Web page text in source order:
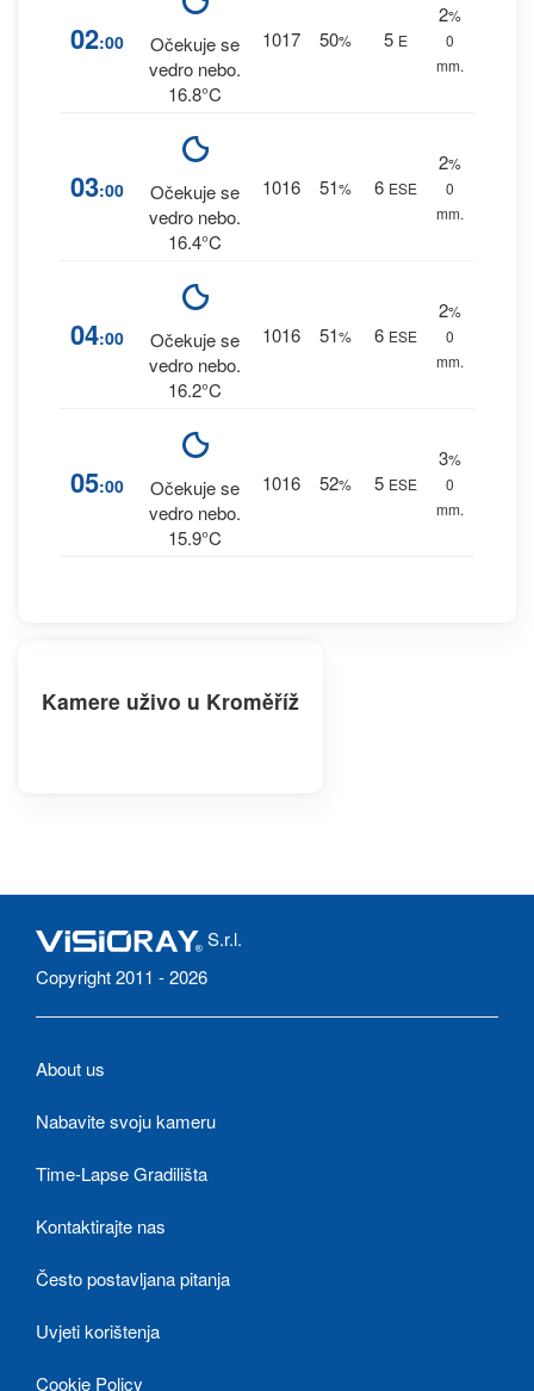
02:00
Očekuje se
vedro nebo.
16.8°C
1017 50% 5 E
2%
0
mm.
03:00
Očekuje se
vedro nebo.
16.4°C
1016 51% 6 ESE
2%
0
mm.
04:00
Očekuje se
vedro nebo.
16.2°C
1016 51% 6 ESE
2%
0
mm.
05:00
Očekuje se
vedro nebo.
15.9°C
1016 52% 5 ESE
3%
0
mm.
Kamere uživo u Kroměříž
S.r.l.
Copyright 2011 - 2026
About us
Nabavite svoju kameru
Time-Lapse Gradilišta
Kontaktirajte nas
Često postavljana pitanja
Uvjeti korištenja
Cookie Policy